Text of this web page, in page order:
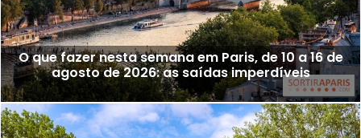
O que fazer nesta semana em Paris, de 10 a 16 de
agosto de 2026: as saídas imperdíveis